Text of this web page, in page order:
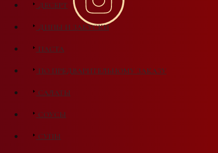
ДЕСЕРТ
ДИПЫ И ЗАКУСКИ
ПАСТА
ПО ПРЕДВАРИТЕЛЬНОМУ ЗАКАЗУ
САЛАТЫ
СОУСЫ
СУПЫ